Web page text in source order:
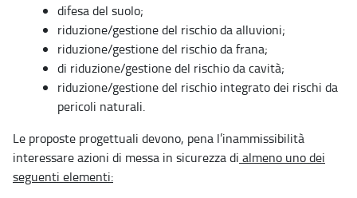
difesa del suolo;
riduzione/gestione del rischio da alluvioni;
riduzione/gestione del rischio da frana;
di riduzione/gestione del rischio da cavità;
riduzione/gestione del rischio integrato dei rischi da
pericoli naturali.
Le proposte progettuali devono, pena l’inammissibilità
interessare azioni di messa in sicurezza di almeno uno dei
seguenti elementi: